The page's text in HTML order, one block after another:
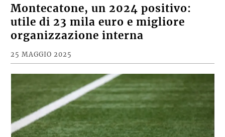
Montecatone, un 2024 positivo:
utile di 23 mila euro e migliore
organizzazione interna
25 MAGGIO 2025